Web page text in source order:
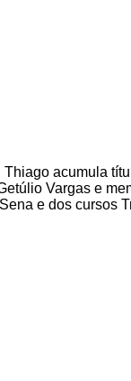
acumula
Vargas e
e dos